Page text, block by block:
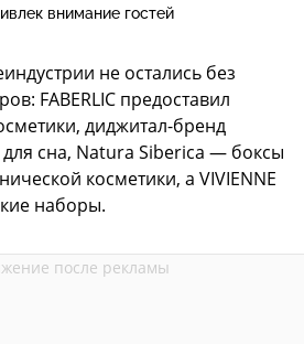
внимание гостей
не остались без
FABERLIC предоставил
диджитал-бренд
сна, Natura Siberica — боксы
косметики, а VIVIENNE
наборы.